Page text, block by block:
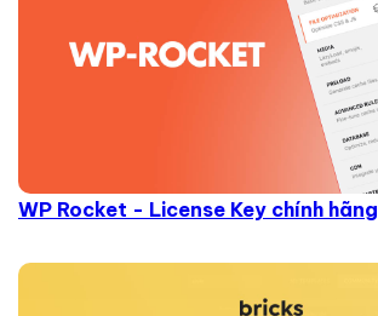
WP Rocket - License Key chính hãng